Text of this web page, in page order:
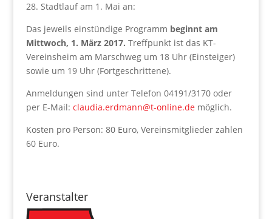
28. Stadtlauf am 1. Mai an:
Das jeweils einstündige Programm beginnt am
Mittwoch, 1. März 2017. Treffpunkt ist das KT-
Vereinsheim am Marschweg um 18 Uhr (Einsteiger)
sowie um 19 Uhr (Fortgeschrittene).
Anmeldungen sind unter Telefon 04191/3170 oder
per E-Mail: claudia.erdmann@t-online.demöglich.
Kosten pro Person: 80 Euro, Vereinsmitglieder zahlen
60 Euro.
Veranstalter